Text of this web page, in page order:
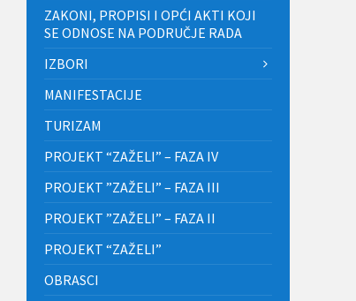
ZAKONI, PROPISI I OPĆI AKTI KOJI
SE ODNOSE NA PODRUČJE RADA
IZBORI
MANIFESTACIJE
TURIZAM
PROJEKT “ZAŽELI” – FAZA IV
PROJEKT ”ZAŽELI” – FAZA III
PROJEKT ”ZAŽELI” – FAZA II
PROJEKT “ZAŽELI”
OBRASCI